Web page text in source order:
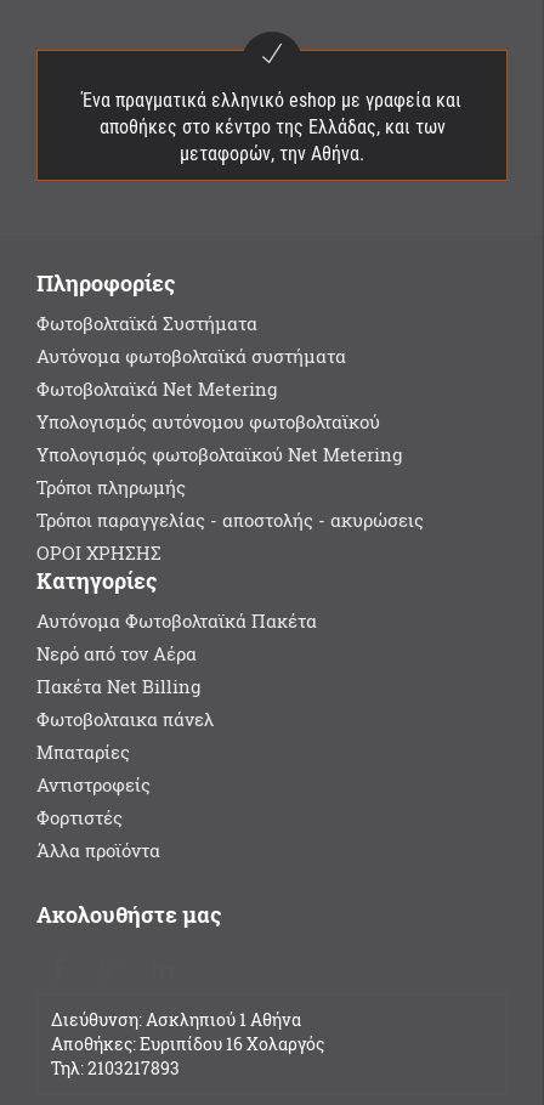
Ένα πραγματικά ελληνικό eshop με γραφεία και
αποθήκες στο κέντρο της Ελλάδας, και των
μεταφορών, την Αθήνα.
Πληροφορίες
Φωτοβολταϊκά Συστήματα
Αυτόνομα φωτοβολταϊκά συστήματα
Φωτοβολταϊκά Net Metering
Υπολογισμός αυτόνομου φωτοβολταϊκού
Υπολογισμός φωτοβολταϊκού Net Metering
Τρόποι πληρωμής
Τρόποι παραγγελίας - αποστολής - ακυρώσεις
ΟΡΟΙ ΧΡΗΣΗΣ
Κατηγορίες
Αυτόνομα Φωτοβολταϊκά Πακέτα
Νερό από τον Αέρα
Πακέτα Net Billing
Φωτοβολταικα πάνελ
Μπαταρίες
Αντιστροφείς
Φορτιστές
Άλλα προϊόντα
Ακολουθήστε μας
Διεύθυνση: Ασκληπιού 1 Αθήνα
Αποθήκες: Ευριπίδου 16 Χολαργός
Τηλ: 2103217893